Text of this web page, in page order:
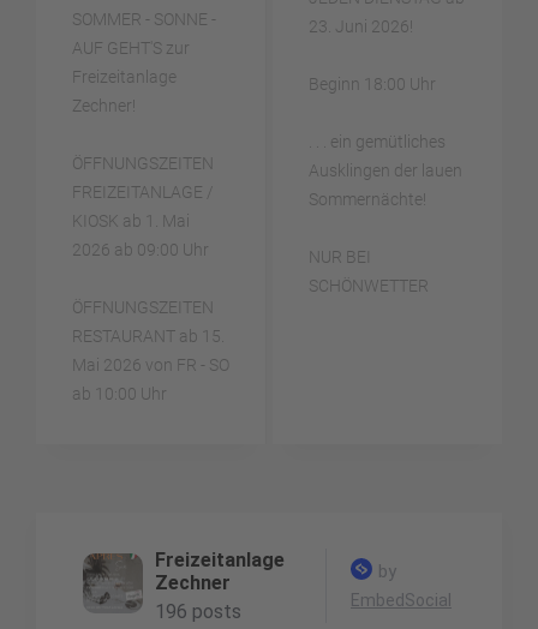
SOMMER - SONNE -
AUF GEHT'S zur
Freizeitanlage
Zechner!
ÖFFNUNGSZEITEN
FREIZEITANLAGE /
KIOSK ab 1. Mai
2026 ab 09:00 Uhr
ÖFFNUNGSZEITEN
RESTAURANT ab 15.
Mai 2026 von FR - SO
ab 10:00 Uhr
23. Juni 2026!
Beginn 18:00 Uhr
. . . ein gemütliches
Ausklingen der lauen
Sommernächte!
NUR BEI
SCHÖNWETTER